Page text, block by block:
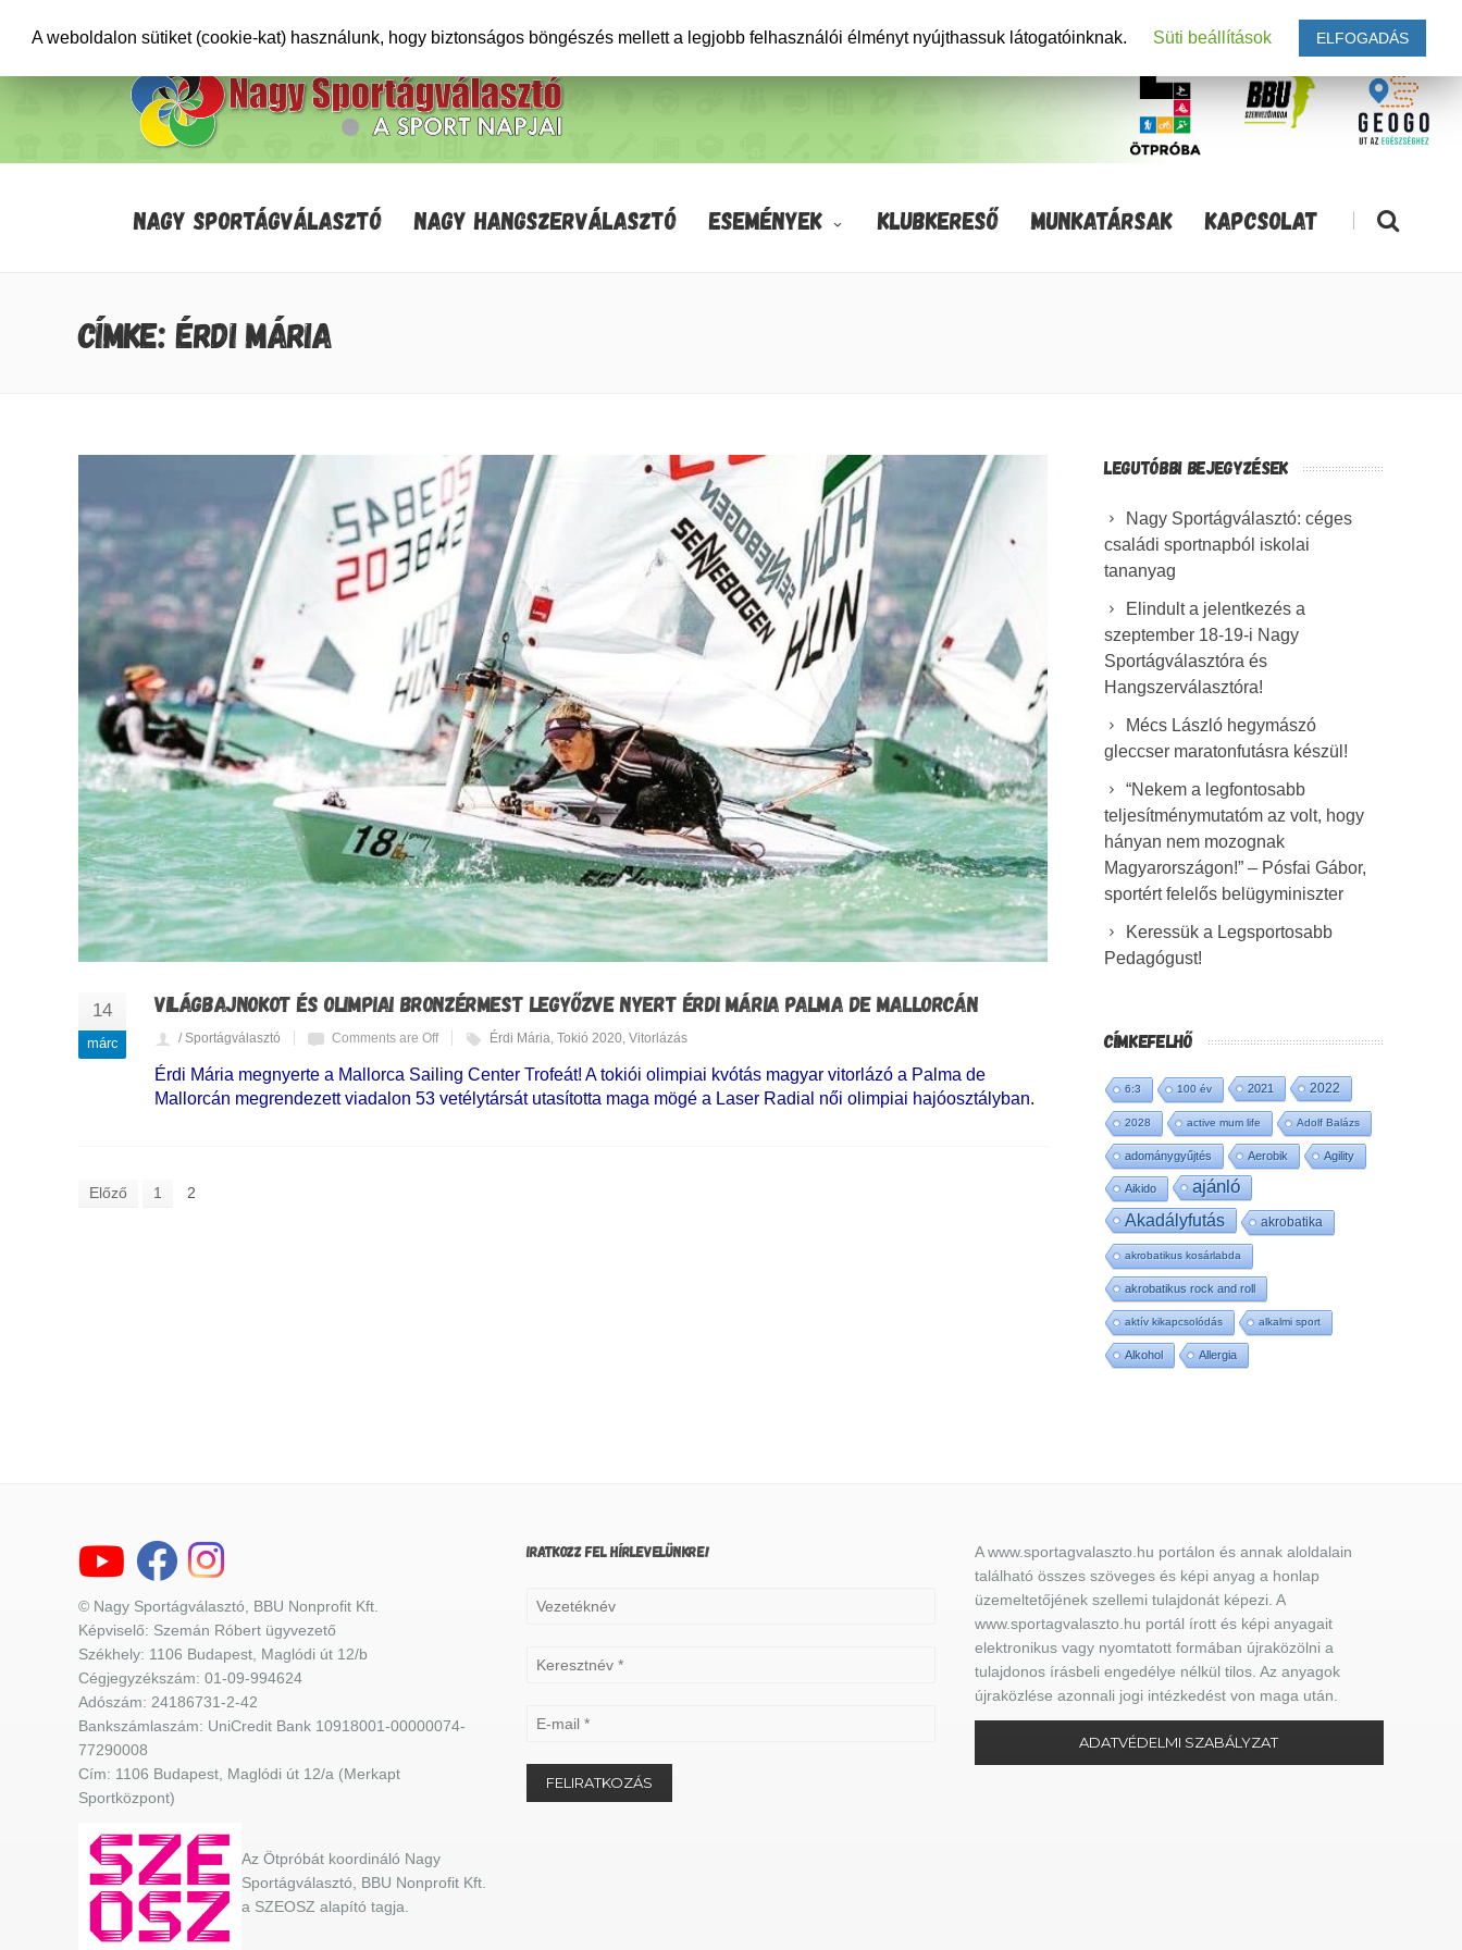
NAGY SPORTÁGVÁLASZTÓ NAGY HANGSZERVÁLASZTÓ ESEMÉNYEK KLUBKERESŐ MUNKATÁRSAK KAPCSOLAT |
CÍMKE: ÉRDI MÁRIA
14
márc
VILÁGBAJNOKOT ÉS OLIMPIAI BRONZÉRMEST LEGYŐZVE NYERT ÉRDI MÁRIA PALMA DE MALLORCÁN
/ Sportágválasztó Comments are Off Érdi Mária Tokió 2020 Vitorlázás
Érdi Mária megnyerte a Mallorca Sailing Center Trofeát! A tokiói olimpiai kvótás magyar vitorlázó a Palma de
Mallorcán megrendezett viadalon 53 vetélytársát utasította maga mögé a Laser Radial női olimpiai hajóosztályban.
Előző 1 2
LEGUTÓBBI BEJEGYZÉSEK
Nagy Sportágválasztó: céges
családi sportnapból iskolai
tananyag
Elindult a jelentkezés a
szeptember 18-19-i Nagy
Sportágválasztóra és
Hangszerválasztóra!
Mécs László hegymászó
gleccser maratonfutásra készül!
“Nekem a legfontosabb
teljesítménymutatóm az volt, hogy
hányan nem mozognak
Magyarországon!” – Pósfai Gábor,
sportért felelős belügyminiszter
Keressük a Legsportosabb
Pedagógust!
CÍMKEFELHŐ
6:3 100 év 2021 2022
2028 active mum life Adolf Balázs
adománygyűjtés Aerobik Agility
Aikido ajánló
Akadályfutás akrobatika
akrobatikus kosárlabda
akrobatikus rock and roll
aktív kikapcsolódás alkalmi sport
Alkohol Allergia
© Nagy Sportágválasztó, BBU Nonprofit Kft.
Képviselő: Szemán Róbert ügyvezető
Székhely: 1106 Budapest, Maglódi út 12/b
Cégjegyzékszám: 01-09-994624
Adószám: 24186731-2-42
Bankszámlaszám: UniCredit Bank 10918001-00000074-
77290008
Cím: 1106 Budapest, Maglódi út 12/a (Merkapt
Sportközpont)
Az Ötpróbát koordináló Nagy
Sportágválasztó, BBU Nonprofit Kft.
a SZEOSZ alapító tagja.
IRATKOZZ FEL HÍRLEVELÜNKRE!
A www.sportagvalaszto.hu portálon és annak aloldalain
található összes szöveges és képi anyag a honlap
üzemeltetőjének szellemi tulajdonát képezi. A
www.sportagvalaszto.hu portál írott és képi anyagait
elektronikus vagy nyomtatott formában újraközölni a
tulajdonos írásbeli engedélye nélkül tilos. Az anyagok
újraközlése azonnali jogi intézkedést von maga után.
ADATVÉDELMI SZABÁLYZAT
A weboldalon sütiket (cookie-kat) használunk, hogy biztonságos böngészés mellett a legjobb felhasználói élményt nyújthassuk látogatóinknak. Süti beállítások ELFOGADÁS